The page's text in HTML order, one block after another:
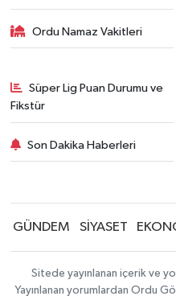
Ordu Namaz Vakitleri
Süper Lig Puan Durumu ve
Fikstür
Son Dakika Haberleri
GÜNDEM SİYASET
Sitede yayınlanan içerik ve
Yayınlanan yorumlardan Ordu